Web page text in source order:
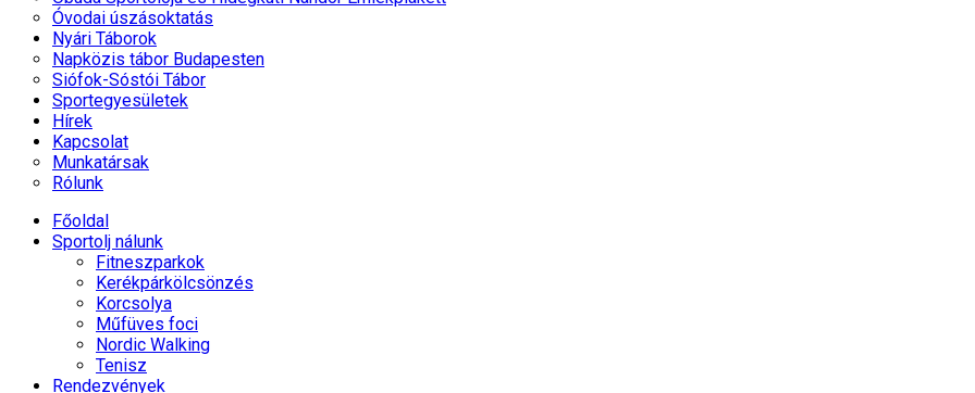
Óvodai úszásoktatás
Nyári Táborok
Napközis tábor Budapesten
Siófok-Sóstói Tábor
Sportegyesületek
Hírek
Kapcsolat
Munkatársak
Rólunk
Főoldal
Sportolj nálunk
Fitneszparkok
Kerékpárkölcsönzés
Korcsolya
Műfüves foci
Nordic Walking
Tenisz
Rendezvények